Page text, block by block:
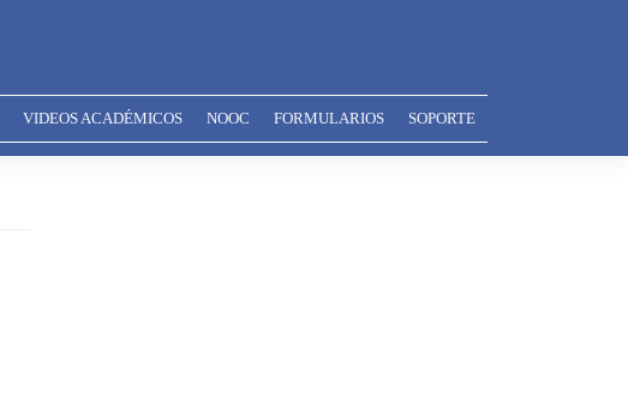
VIDEOS ACADÉMICOS NOOC FORMULARIOS SOPORTE